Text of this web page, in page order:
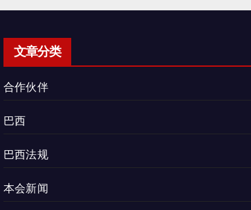
文章分类
合作伙伴
巴西
巴西法规
本会新闻